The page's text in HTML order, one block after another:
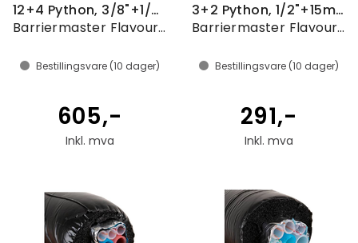
12+4 Python, 3/8"+1/2", pris pr. meter
Barriermaster Flavourlock
Bestillingsvare (10 dager)
605,-
Inkl. mva
3+2 Python, 1/2"+15mm, pris pr. meter
Barriermaster Flavourlock
Bestillingsvare (10 dager)
291,-
Inkl. mva